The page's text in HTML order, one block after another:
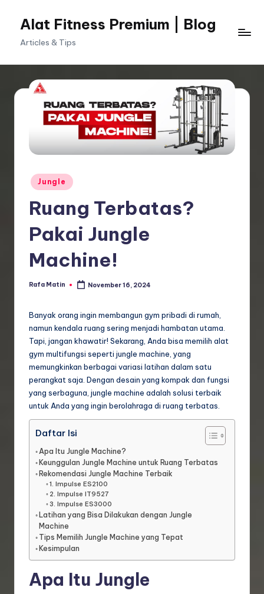
Alat Fitness Premium | Blog
Articles & Tips
Posted
in
Jungle
Ruang Terbatas?
Pakai Jungle
Machine!
Posted
Rafa Matin November 16, 2024
Banyak orang ingin membangun gym pribadi di rumah,
namun kendala ruang sering menjadi hambatan utama.
Tapi, jangan khawatir! Sekarang, Anda bisa memilih alat
gym multifungsi seperti jungle machine, yang
memungkinkan berbagai variasi latihan dalam satu
perangkat saja. Dengan desain yang kompak dan fungsi
yang serbaguna, jungle machine adalah solusi terbaik
untuk Anda yang ingin berolahraga di ruang terbatas.
Daftar Isi
Apa Itu Jungle Machine?
Keunggulan Jungle Machine untuk Ruang Terbatas
Rekomendasi Jungle Machine Terbaik
1. Impulse ES2100
2. Impulse IT9527
3. Impulse ES3000
Latihan yang Bisa Dilakukan dengan Jungle
Machine
Tips Memilih Jungle Machine yang Tepat
Kesimpulan
Apa Itu Jungle